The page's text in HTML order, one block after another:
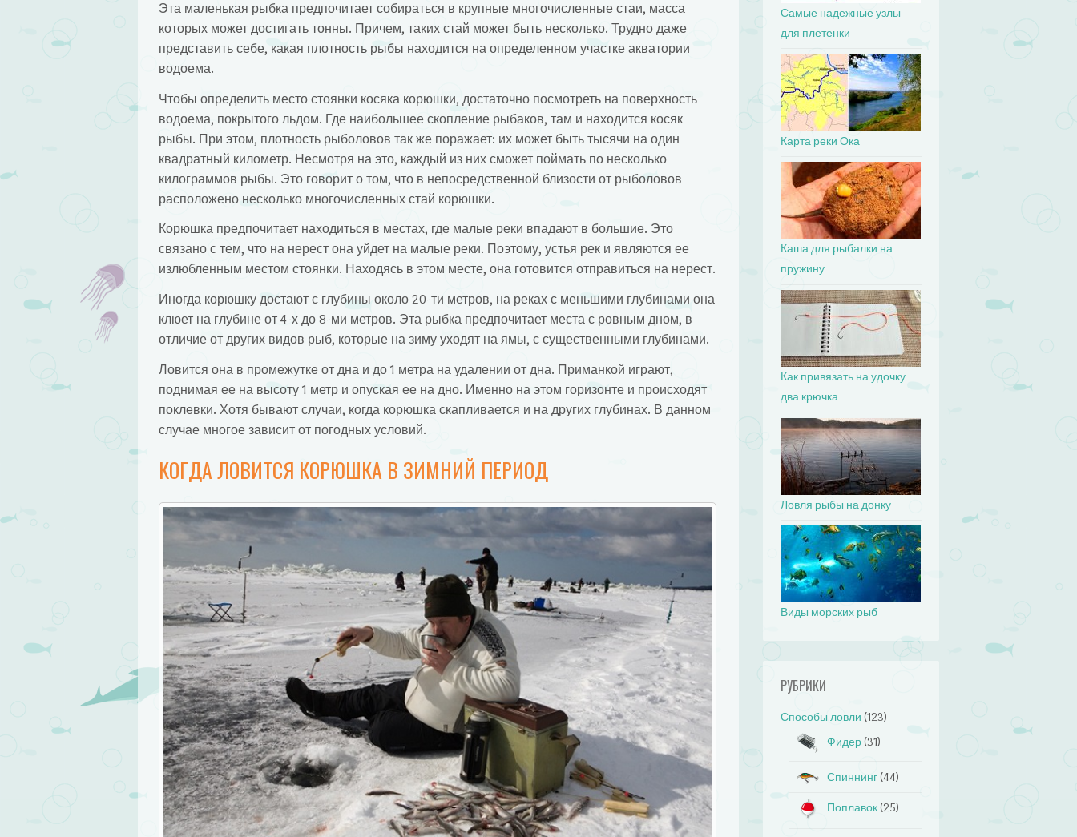
Эта маленькая рыбка предпочитает собираться в крупные многочисленные стаи, масса
которых может достигать тонны. Причем, таких стай может быть несколько. Трудно даже
представить себе, какая плотность рыбы находится на определенном участке акватории
водоема.
Чтобы определить место стоянки косяка корюшки, достаточно посмотреть на поверхность
водоема, покрытого льдом. Где наибольшее скопление рыбаков, там и находится косяк
рыбы. При этом, плотность рыболовов так же поражает: их может быть тысячи на один
квадратный километр. Несмотря на это, каждый из них сможет поймать по несколько
килограммов рыбы. Это говорит о том, что в непосредственной близости от рыболовов
расположено несколько многочисленных стай корюшки.
Корюшка предпочитает находиться в местах, где малые реки впадают в большие. Это
связано с тем, что на нерест она уйдет на малые реки. Поэтому, устья рек и являются ее
излюбленным местом стоянки. Находясь в этом месте, она готовится отправиться на нерест.
Иногда корюшку достают с глубины около 20-ти метров, на реках с меньшими глубинами она
клюет на глубине от 4-х до 8-ми метров. Эта рыбка предпочитает места с ровным дном, в
отличие от других видов рыб, которые на зиму уходят на ямы, с существенными глубинами.
Ловится она в промежутке от дна и до 1 метра на удалении от дна. Приманкой играют,
поднимая ее на высоту 1 метр и опуская ее на дно. Именно на этом горизонте и происходят
поклевки. Хотя бывают случаи, когда корюшка скапливается и на других глубинах. В данном
случае многое зависит от погодных условий.
КОГДА ЛОВИТСЯ КОРЮШКА В ЗИМНИЙ ПЕРИОД
Самые надежные узлы
для плетенки
Карта реки Ока
Каша для рыбалки на
пружину
Как привязать на удочку
два крючка
Ловля рыбы на донку
Виды морских рыб
РУБРИКИ
Способы ловли (123)
Фидер (31)
Спиннинг (44)
Поплавок (25)